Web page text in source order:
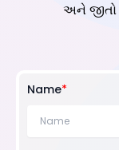
અને જીતો
Name*